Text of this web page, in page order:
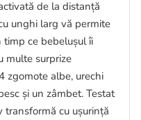
de la distanță
unghi larg vă permite
timp ce bebelușul îi
multe surprize
zgomote albe, urechi
și un zâmbet. Testat
transformă cu ușurință